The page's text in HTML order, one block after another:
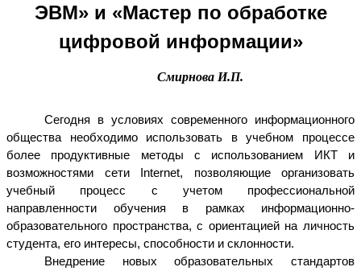
ЭВМ» и «Мастер по обработке
цифровой информации»
Смирнова И.П.
Сегодня в условиях современного информационного
общества необходимо использовать в учебном процессе
более продуктивные методы с использованием ИКТ и
возможностями сети Internet, позволяющие организовать
учебный процесс с учетом профессиональной
направленности обучения в рамках информационно-
образовательного пространства, с ориентацией на личность
студента, его интересы, способности и склонности.
Внедрение новых образовательных стандартов